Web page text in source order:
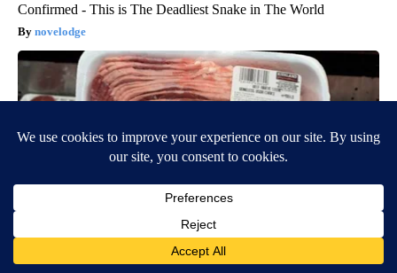
Confirmed - This is The Deadliest Snake in The World
novelodge